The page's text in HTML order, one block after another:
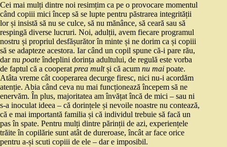
Cei mai mulți dintre noi resimțim ca pe o provocare momentul
când copiii mici încep să se lupte pentru păstrarea integrității
lor și insistă să nu se culce, să nu mănânce, să ceară sau să
respingă diverse lucruri. Noi, adulții, avem fiecare programul
nostru și propriul desfășurător în minte și ne dorim ca și copiii
să se adapteze acestora. Iar când un copil spune că-i pare rău,
dar nu poateîndeplini dorința adultului, de regulă este vorba
de faptul că a cooperat prea multși că acum nu mai poate.
Atâta vreme cât cooperarea decurge firesc, nici nu-i acordăm
atenție. Abia când ceva nu mai funcționează începem să ne
enervăm. În plus, majoritatea am învățat încă de mici – sau ni
s-a inoculat ideea – că dorințele și nevoile noastre nu contează,
că e mai importantă familia și că individul trebuie să facă un
pas în spate. Pentru mulți dintre părinții de azi, experiențele
trăite în copilărie sunt atât de dureroase, încât ar face orice
pentru a-și scuti copiii de ele – dar e imposibil.